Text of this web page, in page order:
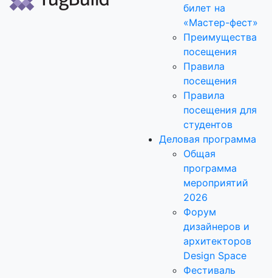
билет на
«Мастер-фест»
Преимущества
посещения
Правила
посещения
Правила
посещения для
студентов
Деловая программа
Общая
программа
мероприятий
2026
Форум
дизайнеров и
архитекторов
Design Space
Фестиваль